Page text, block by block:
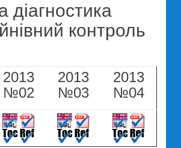
діагностика
контроль
2013
№02
2013
№03
2013
№04